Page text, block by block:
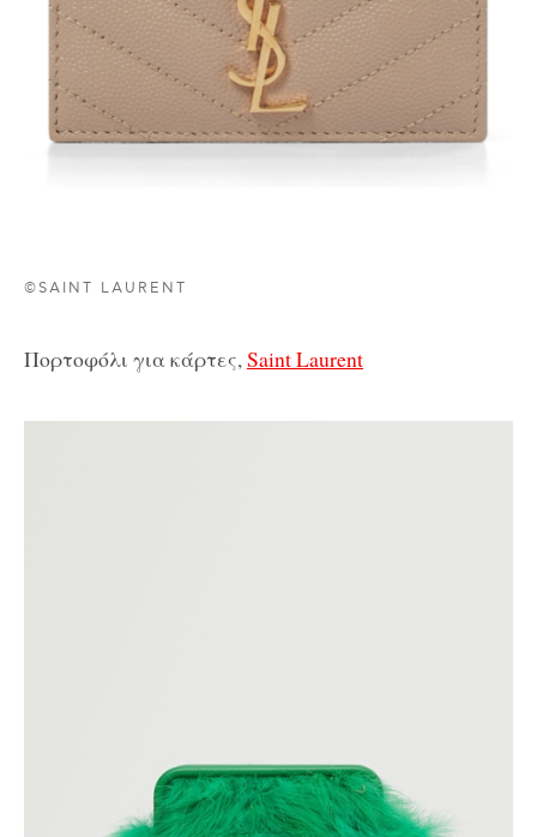
©SAINT LAURENT
Πορτοφόλι για κάρτες,Saint Laurent